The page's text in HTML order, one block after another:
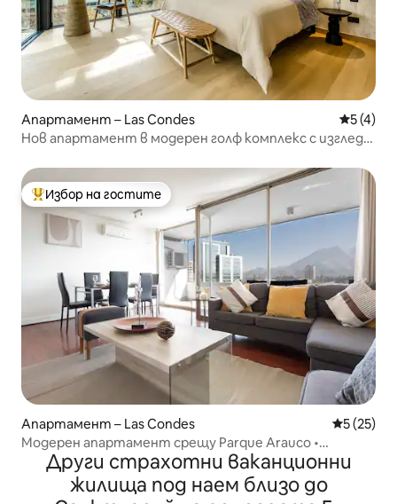
Апартамент – Las Condes Средна
5 (4)
Нов апартамент в модерен голф комплекс с изглед
Най-популярен избор на гостите
Избор на гостите
Апартамент – Las Condes Средна
5 (25)
Модерен апартамент срещу Parque Arauco •
Отопление
Други страхотни ваканционни
жилища под наем близо до